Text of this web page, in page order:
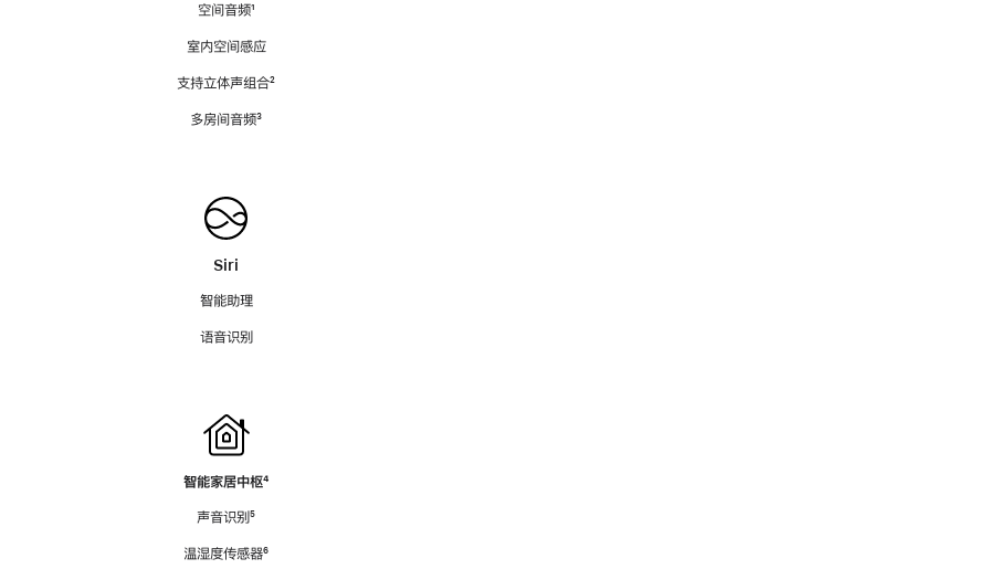
空间音频脚
¹
室内空间感应
支持立体声组合脚
²
多房间音频脚
³
Siri
智能助理
语音识别
智能家居中枢脚
⁴
声音识别脚
⁵
温湿度传感器脚
⁶